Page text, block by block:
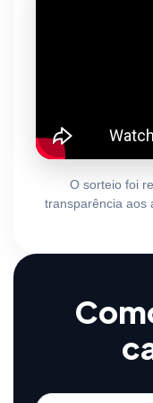
O sorteio foi
transparência aos